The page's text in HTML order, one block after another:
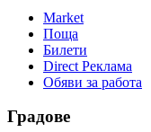
Market
Поща
Билети
Direct Реклама
Обяви за работа
Градове